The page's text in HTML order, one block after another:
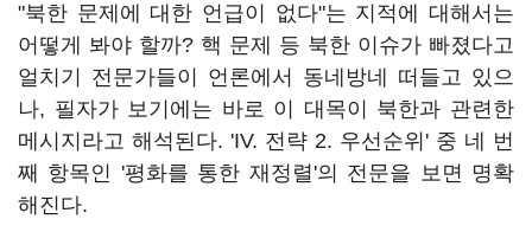
"북한 문제에 대한 언급이 없다"는 지적에 대해서는
어떻게 봐야 할까? 핵 문제 등 북한 이슈가 빠졌다고
얼치기 전문가들이 언론에서 동네방네 떠들고 있으
나, 필자가 보기에는 바로 이 대목이 북한과 관련한
메시지라고 해석된다. 'IV. 전략 2. 우선순위' 중 네 번
째 항목인 '평화를 통한 재정렬'의 전문을 보면 명확
해진다.